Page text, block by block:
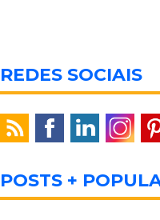
REDES SOCIAIS
POSTS +